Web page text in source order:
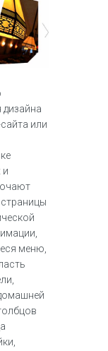
дизайна
или
и
меню,